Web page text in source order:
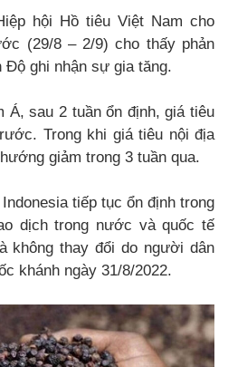
hội Hồ tiêu Việt Nam cho
(29/8 – 2/9) cho thấy phản
ghi nhận sự gia tăng.
Á, sau 2 tuần ổn định, giá tiêu
Trong khi giá tiêu nội địa
giảm trong 3 tuần qua.
tiếp tục ổn định trong
dịch trong nước và quốc tế
không thay đổi do người dân
khánh ngày 31/8/2022.